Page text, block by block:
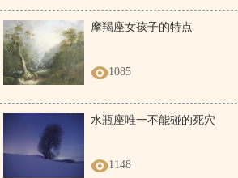
摩羯座女孩子的特点
1085
水瓶座唯一不能碰的死穴
1148